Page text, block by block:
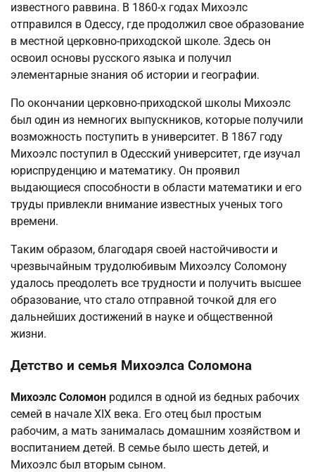
известного раввина. В 1860-х годах Михоэлс
отправился в Одессу, где продолжил свое образование
в местной церковно-приходской школе. Здесь он
освоил основы русского языка и получил
элементарные знания об истории и географии.
По окончании церковно-приходской школы Михоэлс
был один из немногих выпускников, которые получили
возможность поступить в университет. В 1867 году
Михоэлс поступил в Одесский университет, где изучал
юриспруденцию и математику. Он проявил
выдающиеся способности в области математики и его
труды привлекли внимание известных ученых того
времени.
Таким образом, благодаря своей настойчивости и
чрезвычайным трудолюбивым Михоэлсу Соломону
удалось преодолеть все трудности и получить высшее
образование, что стало отправной точкой для его
дальнейших достижений в науке и общественной
жизни.
Детство и семья Михоэлса Соломона
Михоэлс Соломон родился в одной из бедных рабочих
семей в начале XIX века. Его отец был простым
рабочим, а мать занималась домашним хозяйством и
воспитанием детей. В семье было шесть детей, и
Михоэлс был вторым сыном.